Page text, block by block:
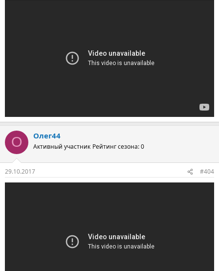
О Олег44
Активный участник Рейтинг сезона: 0
29.10.2017 #404